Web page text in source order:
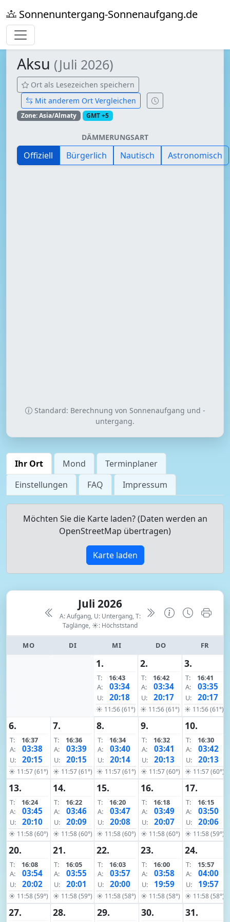
Sonnenuntergang-Sonnenaufgang.de
Aksu (Juli 2026)
Ort als Lesezeichen speichern
Mit anderem Ort Vergleichen
Zone: Asia/Almaty GMT +5
DÄMMERUNGSART
Offiziell Bürgerlich Nautisch Astronomisch
Standard: Berechnung von Sonnenaufgang und -
untergang.
Ihr Ort Mond
Terminplaner
Einstellungen
FAQ Impressum
Möchten Sie die Karte laden? (Daten werden an
OpenStreetMap übertragen)
Karte laden
Juli 2026
A: Aufgang, U: Untergang, T:
Taglänge, ☀: Höchststand
MO DI MI DO FR
1.
T:
16:43
A:
03:34
U: 20:18
☀ 11:56 (61°)
2.
T:
16:42
A:
03:34
U: 20:17
☀ 11:56 (61°)
3.
T:
16:41
A:
03:35
U: 20:17
☀ 11:56 (61°)
6.
T:
16:37
A:
03:38
U: 20:15
☀ 11:57 (61°)
7.
T:
16:36
A:
03:39
U: 20:15
☀ 11:57 (61°)
8.
T:
16:34
A:
03:40
U: 20:14
☀ 11:57 (61°)
9.
T:
16:32
A:
03:41
U: 20:13
☀ 11:57 (60°)
10.
T:
16:30
A:
03:42
U: 20:13
☀ 11:57 (60°)
13.
T:
16:24
A:
03:45
U: 20:10
☀ 11:58 (60°)
14.
T:
16:22
A:
03:46
U: 20:09
☀ 11:58 (60°)
15.
T:
16:20
A:
03:47
U: 20:08
☀ 11:58 (60°)
16.
T:
16:18
A:
03:49
U: 20:07
☀ 11:58 (60°)
17.
T:
16:15
A:
03:50
U: 20:06
☀ 11:58 (59°)
20.
T:
16:08
A:
03:54
U: 20:02
☀ 11:58 (59°)
21.
T:
16:05
A:
03:55
U: 20:01
☀ 11:58 (59°)
22.
T:
16:03
A:
03:57
U: 20:00
☀ 11:58 (58°)
23.
T:
16:00
A:
03:58
U: 19:59
☀ 11:58 (58°)
24.
T:
15:57
A:
04:00
U: 19:57
☀ 11:58 (58°)
27. 28. 29. 30. 31.